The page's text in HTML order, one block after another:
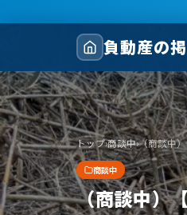
負動産の
トップ›商談中›
商談中
（商談中）